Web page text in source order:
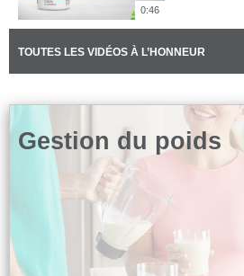
0:46
TOUTES LES VIDÉOS À L’HONNEUR
Gestion du poids